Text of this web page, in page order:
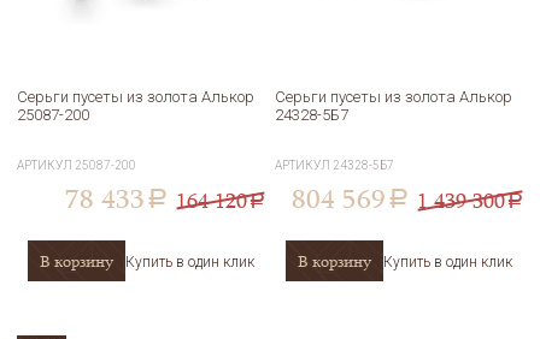
Серьги пусеты из золота Алькор
25087-200
АРТИКУЛ 25087-200
78 433 a 164 120a
В корзину Купить в один клик
Серьги пусеты из золота Алькор
24328-5Б7
АРТИКУЛ 24328-5Б7
804 569 a 1 439 300a
В корзину Купить в один клик